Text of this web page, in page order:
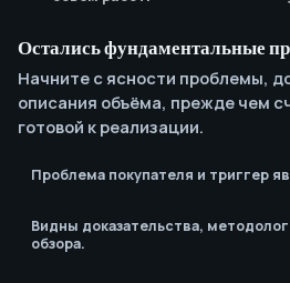
Призыв к действию
соответствует
следующему решению
покупателя.
Остались фундаментальные
Начните с ясности проблемы,
описания объёма, прежде чем
готовой к реализации.
Проблема покупателя и триггер
Видны доказательства,
обзора.